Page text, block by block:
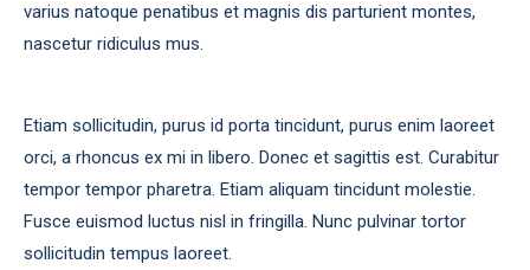
varius natoque penatibus et magnis dis parturient montes,
nascetur ridiculus mus.
Etiam sollicitudin, purus id porta tincidunt, purus enim laoreet
orci, a rhoncus ex mi in libero. Donec et sagittis est. Curabitur
tempor tempor pharetra. Etiam aliquam tincidunt molestie.
Fusce euismod luctus nisl in fringilla. Nunc pulvinar tortor
sollicitudin tempus laoreet.